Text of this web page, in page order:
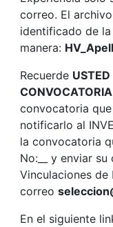
correo. El
identificado de
manera:
Recuerde
CONVOCATORIA
convocatoria
notificarlo al
la convocatoria
No:__ y enviar
Vinculaciones de
correo
En el siguiente